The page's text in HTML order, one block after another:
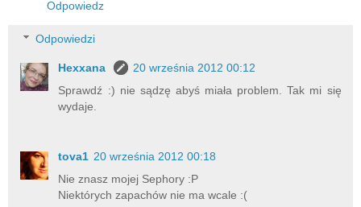
Odpowiedz
Odpowiedzi
Hexxana
20 września 2012 00:12
Sprawdź :) nie sądzę abyś miała problem. Tak mi się
wydaje.
tova1 20 września 2012 00:18
Nie znasz mojej Sephory :P
Niektórych zapachów nie ma wcale :(